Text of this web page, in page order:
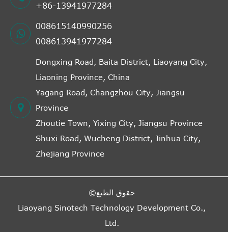
+86-13941977284
008615140990256
008613941977284
Dongxing Road, Baita District, Liaoyang City,
Liaoning Province, China
Yagang Road, Changzhou City, Jiangsu
Province
Zhoutie Town, Yixing City, Jiangsu Province
Shuxi Road, Wucheng District, Jinhua City,
Zhejiang Province
حقوق الطبع©
Liaoyang Sinotech Technology Development Co.,
Ltd.